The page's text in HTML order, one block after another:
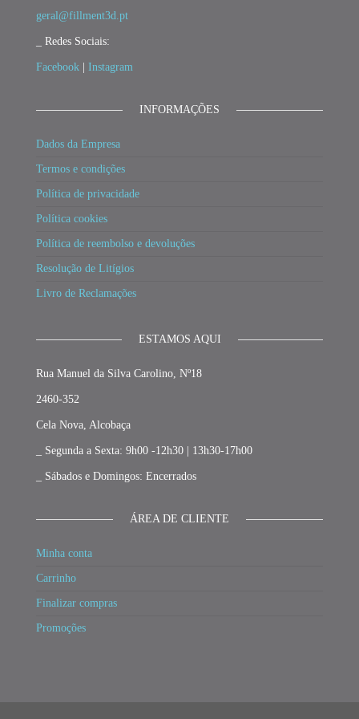
geral@fillment3d.pt
_ Redes Sociais:
Facebook Instagram
INFORMAÇÕES
Dados da Empresa
Termos e condições
Política de privacidade
Política cookies
Política de reembolso e devoluções
Resolução de Litígios
Livro de Reclamações
ESTAMOS AQUI
Rua Manuel da Silva Carolino, Nº18
2460-352
Cela Nova, Alcobaça
_ Segunda a Sexta: 9h00 -12h30 | 13h30-17h00
_ Sábados e Domingos: Encerrados
ÁREA DE CLIENTE
Minha conta
Carrinho
Finalizar compras
Promoções